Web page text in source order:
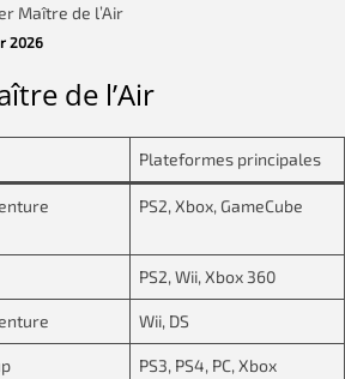
2026
de l’Air
Plateformes principales
PS2, Xbox, GameCube
PS2, Wii, Xbox 360
Wii, DS
PS3, PS4, PC, Xbox